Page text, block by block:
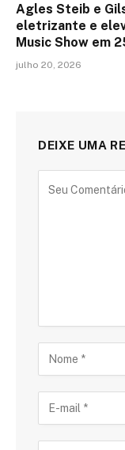
Agles Steib e
eletrizante e
Music Show em
julho 20, 2026
DEIXE UMA